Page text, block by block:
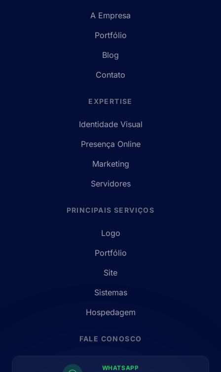
A Empresa
Portfólio
Blog
Contato
EXPERTISE
Identidade Visual
Presença Online
Marketing
Servidores
PRINCIPAIS SERVIÇOS
Logo
Portfólio
Site
Sistemas
Hospedagem
FALE CONOSCO
WHATSAPP